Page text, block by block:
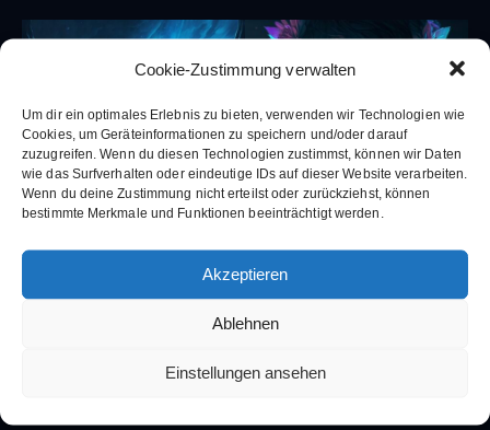
Cookie-Zustimmung verwalten
Um dir ein optimales Erlebnis zu bieten, verwenden wir Technologien wie
Cookies, um Geräteinformationen zu speichern und/oder darauf
zuzugreifen. Wenn du diesen Technologien zustimmst, können wir Daten
wie das Surfverhalten oder eindeutige IDs auf dieser Website verarbeiten.
Wenn du deine Zustimmung nicht erteilst oder zurückziehst, können
bestimmte Merkmale und Funktionen beeinträchtigt werden.
Akzeptieren
Ablehnen
Einstellungen ansehen
Lorem ipsum dolor sit amet, consetetur sadipscing elitr,
sed diam nonumy eirmod tempor invidunt ut labore et
dolore magna aliquyam erat, sed diam voluptua. At vero
clita kasd gubergren, no sea takimata sanctus est Lorem